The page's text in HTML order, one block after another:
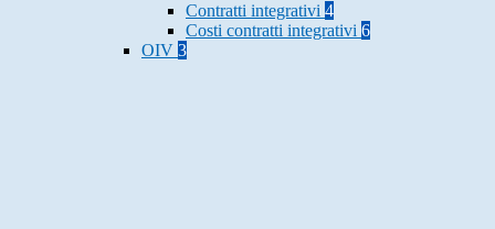
Contratti integrativi 4
Costi contratti integrativi 6
OIV 3